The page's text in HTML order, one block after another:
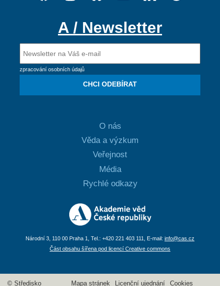
A / Newsletter
zpracování osobních údajů
CHCI ODEBÍRAT
O nás
Věda a výzkum
Veřejnost
Média
Rychlé odkazy
Národní 3, 110 00 Praha 1, Tel.: +420 221 403 111, E-mail: info@cas.cz
Část obsahu šířena pod licencí Creative commons
© Středisko Mapa stránek Licenční ujednání Cookies